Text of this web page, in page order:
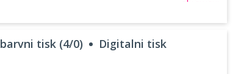
tisk (4/0) Digitalni tisk